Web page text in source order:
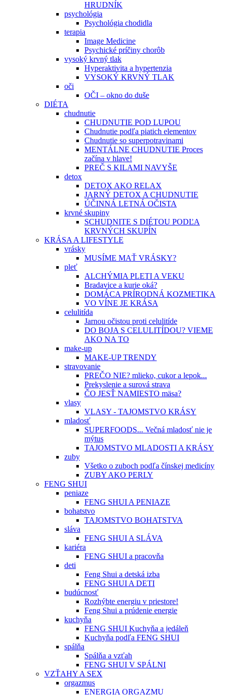
HRUDNÍK
psychológia
Psychológia chodidla
terapia
Image Medicine
Psychické príčiny chorôb
vysoký krvný tlak
Hyperaktivita a hypertenzia
VYSOKÝ KRVNÝ TLAK
oči
OČI – okno do duše
DIÉTA
chudnutie
CHUDNUTIE POD LUPOU
Chudnutie podľa piatich elementov
Chudnutie so superpotravinami
MENTÁLNE CHUDNUTIE Proces
začína v hlave!
PREČ S KILAMI NAVYŠE
detox
DETOX AKO RELAX
JARNÝ DETOX A CHUDNUTIE
ÚČINNÁ LETNÁ OČISTA
krvné skupiny
SCHUDNITE S DIÉTOU PODĽA
KRVNÝCH SKUPÍN
KRÁSA A LIFESTYLE
vrásky
MUSÍME MAŤ VRÁSKY?
pleť
ALCHÝMIA PLETI A VEKU
Bradavice a kurie oká?
DOMÁCA PRÍRODNÁ KOZMETIKA
VO VÍNE JE KRÁSA
celulitída
Jarnou očistou proti celulitíde
DO BOJA S CELULITÍDOU? VIEME
AKO NA TO
make-up
MAKE-UP TRENDY
stravovanie
PREČO NIE? mlieko, cukor a lepok...
Prekyslenie a surová strava
ČO JESŤ NAMIESTO mäsa?
vlasy
VLASY - TAJOMSTVO KRÁSY
mladosť
SUPERFOODS... Večná mladosť nie je
mýtus
TAJOMSTVO MLADOSTI A KRÁSY
zuby
Všetko o zuboch podľa čínskej medicíny
ZUBY AKO PERLY
FENG SHUI
peniaze
FENG SHUI A PENIAZE
bohatstvo
TAJOMSTVO BOHATSTVA
sláva
FENG SHUI A SLÁVA
kariéra
FENG SHUI a pracovňa
deti
Feng Shui a detská izba
FENG SHUI A DETI
budúcnosť
Rozhýbte energiu v priestore!
Feng Shui a prúdenie energie
kuchyňa
FENG SHUI Kuchyňa a jedáleň
Kuchyňa podľa FENG SHUI
spálňa
Spálňa a vzťah
FENG SHUI V SPÁLNI
VZŤAHY A SEX
orgazmus
ENERGIA ORGAZMU